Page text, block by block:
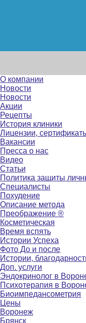
О компании
Новости
Новости
Акции
Рецепты
История клиники
Лицензии,
Вакансии
Пресса о нас
Видео
Статьи
Политика защиты
Специалисты
Похудение
Описание метода
Преображение ®
Косметическая
Время вспять
Истории Успеха
Фото До и после
Истории,
Доп. услуги
Эндокринолог в
Психотерапия в
Биоимпедансометрия
Цены
Воронеж
Брянск